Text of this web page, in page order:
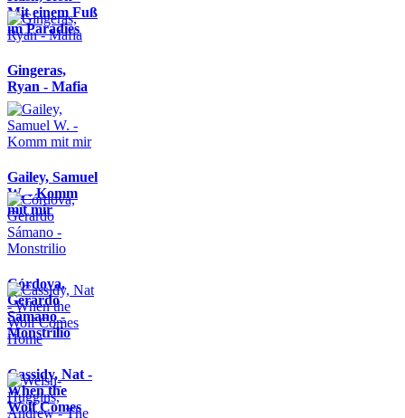
Mit einem Fuß
im Paradies
Gingeras,
Ryan - Mafia
Gailey, Samuel
W. - Komm
mit mir
Córdova,
Gerardo
Sámano -
Monstrilio
Cassidy, Nat -
When the
Wolf Comes